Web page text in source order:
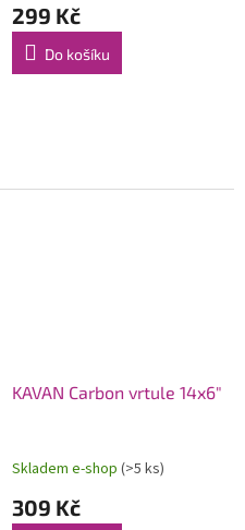
299 Kč
Do košíku
KAVAN Carbon vrtule 14x6"
Skladem e-shop (>5 ks)
309 Kč